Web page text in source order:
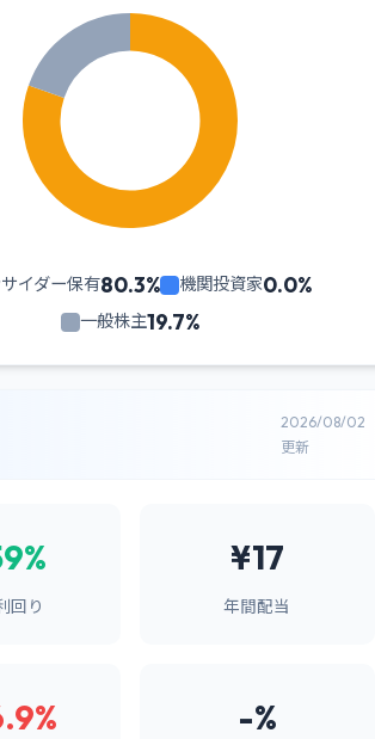
イダー保有80.3% 機関投資家0.0%
一般株主19.7%
2026/08/02
更新
回り
¥17
年間配当
-%